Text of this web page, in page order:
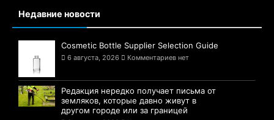
Недавние новости
Cosmetic Bottle Supplier Selection Guide
6 августа, 2026 Комментариев нет
Редакция нередко получает письма от
земляков, которые давно живут в
другом городе или за границей